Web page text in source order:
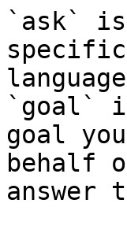
`ask`
`goal`
goal
behalf
answer